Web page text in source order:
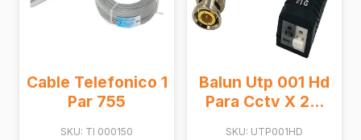
Cable Telefonico 1
Par 755
SKU: TI 000150
Balun Utp 001 Hd
Para Cctv X 2...
SKU: UTP001HD